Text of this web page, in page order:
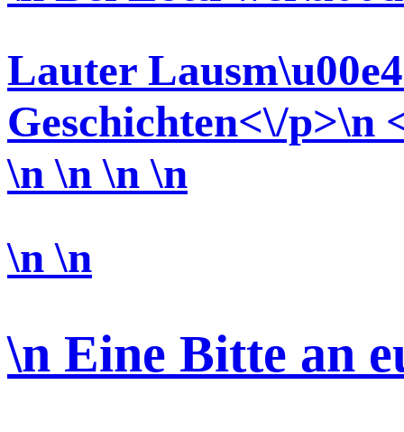
Lauter
Geschichten<\/p>\n
\n \n \n\n
\n \n
\n Eine Bitte an